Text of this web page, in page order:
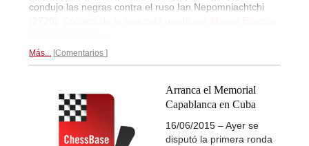
condujo las negras contra el ruso Ian Nepomniachtchi
Más... Comentarios
Arranca el Memorial
Capablanca en Cuba
16/06/2015 – Ayer se
disputó la primera ronda